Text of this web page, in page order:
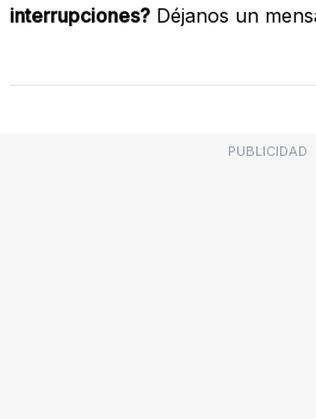
interrupciones? Déjanos un
PUBLICIDAD